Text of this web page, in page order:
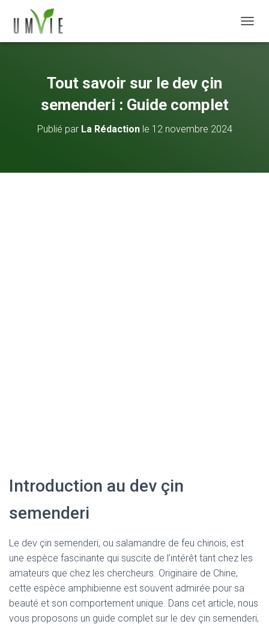
Tout savoir sur le dev çin
semenderi : Guide complet
Publié par La Rédactionle 12 novembre 2024
Introduction au dev çin
semenderi
Le dev çin semenderi, ou salamandre de feu chinois, est
une espèce fascinante qui suscite de l’intérêt tant chez les
amateurs que chez les chercheurs. Originaire de Chine,
cette espèce amphibienne est souvent admirée pour sa
beauté et son comportement unique. Dans cet article, nous
vous proposons un guide complet sur le dev çin semenderi,